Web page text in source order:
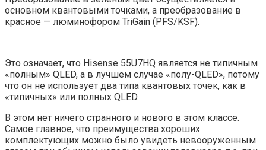
основном квантовыми точками, а преобразование в
красное — люминофором TriGain (PFS/KSF).
Это означает, что Hisense 55U7HQ является не типичным
«полным» QLED, а в лучшем случае «полу-QLED», потому
что он не использует два типа квантовых точек, как в
«типичных» или полных QLED.
В этом нет ничего странного и нового в этом классе.
Самое главное, что преимущества хороших
комплектующих можно было увидеть невооруженным